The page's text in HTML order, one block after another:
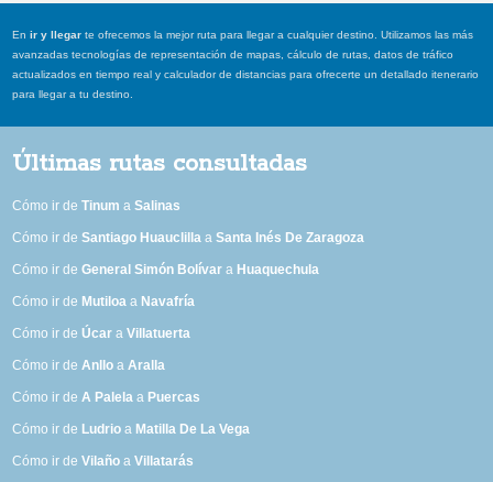
Enir y llegar te ofrecemos la mejor ruta para llegar a cualquier destino. Utilizamos las más
avanzadas tecnologías de representación de mapas, cálculo de rutas, datos de tráfico
actualizados en tiempo real y calculador de distancias para ofrecerte un detallado itenerario
para llegar a tu destino.
Últimas rutas consultadas
Cómo ir deTinum aSalinas
Cómo ir deSantiago Huauclilla aSanta Inés De Zaragoza
Cómo ir deGeneral Simón Bolívar a Huaquechula
Cómo ir de Mutiloa a Navafría
Cómo ir deÚcar aVillatuerta
Cómo ir deAnllo aAralla
Cómo ir deA Palela a Puercas
Cómo ir de Ludrio a Matilla De La Vega
Cómo ir deVilaño aVillatarás